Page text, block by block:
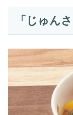
「じゅん